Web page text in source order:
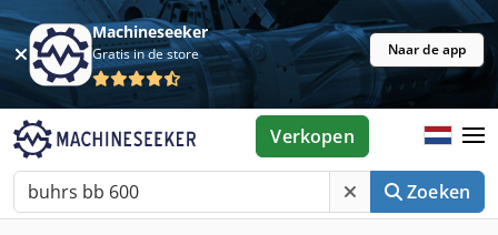
Machineseeker
Gratis in de store Naar de app
Zoeken
Verkopen